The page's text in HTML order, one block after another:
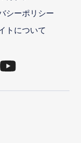
シーポリシー
トについて